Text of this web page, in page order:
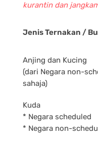
kurantin dan
Jenis Ternakan /
Anjing dan Kucing
(dari Negara non-
sahaja)
Kuda
* Negara scheduled
* Negara non-